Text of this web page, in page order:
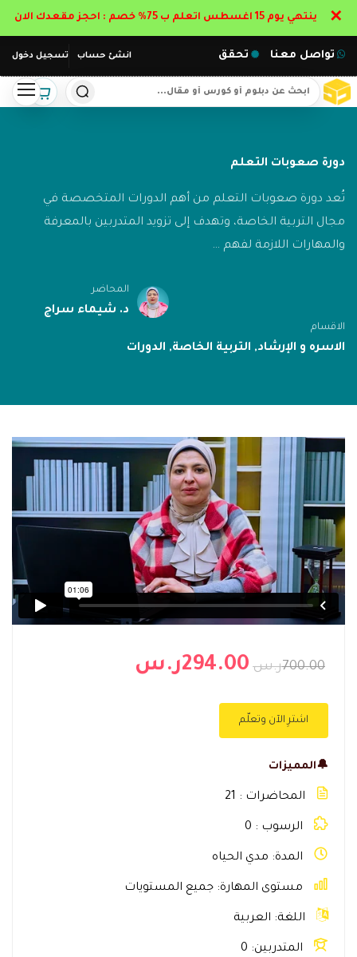
انشئ حساب تسجيل دخول تواصل معنا تحقق
دورة صعوبات التعلم
تُعد دورة صعوبات التعلم من أهم الدورات المتخصصة في
مجال التربية الخاصة، وتهدف إلى تزويد المتدربين بالمعرفة
والمهارات اللازمة لفهم …
المحاضر
د. شيماء سراج
الاقسام
الاسره و الإرشاد, التربية الخاصة, الدورات
700.00ر.س 294.00ر.س
اشترِ الآن وتعلّم
🔔المميزات
المحاضرات 21
الرسوب 0
المدة مدي الحياه
مستوى المهارة جميع المستويات
اللغة العربية
المتدربين 0
ينتهي يوم 15 اغسطس اتعلم ب 75% خصم : احجز مقعدك الان ✕